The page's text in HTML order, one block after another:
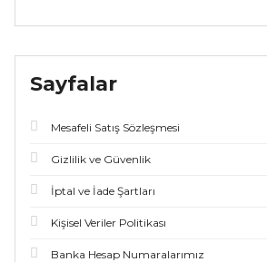
Sayfalar
Mesafeli Satış Sözleşmesi
Gizlilik ve Güvenlik
İptal ve İade Şartları
Kişisel Veriler Politikası
Banka Hesap Numaralarımız